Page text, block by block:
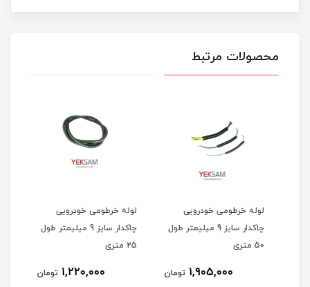
محصولات مرتبط
لوله خرطومی خودرویی
چاکدار سایز 9 میلیمتر طول
50 متری
1,905,000 تومان
لوله خرطومی خودرویی
چاکدار سایز 9 میلیمتر طول
25 متری
1,220,000 تومان